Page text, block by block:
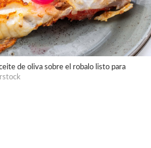
de oliva sobre el robalo listo para